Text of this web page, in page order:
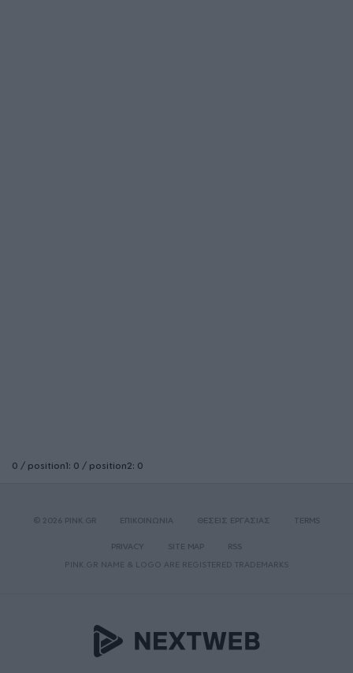
0 / position1: 0 / position2: 0
© 2026 PINK.GR ΕΠΙΚΟΙΝΩΝΙΑ ΘΕΣΕΙΣ ΕΡΓΑΣΙΑΣ TERMS
PRIVACY SITE MAP
RSS
PINK.GR NAME & LOGO ARE REGISTERED TRADEMARKS